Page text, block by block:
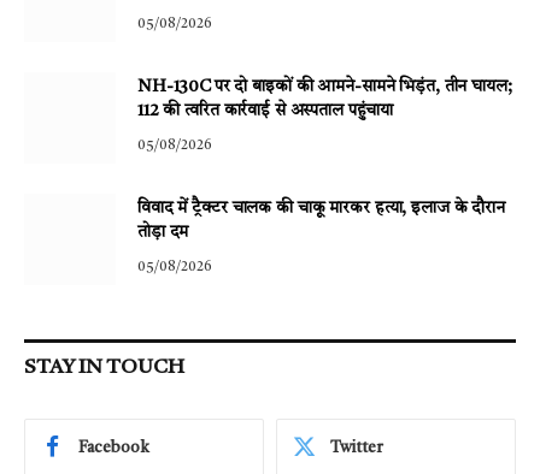
05/08/2026
NH-130C पर दो बाइकों की आमने-सामने भिड़ंत, तीन घायल;
112 की त्वरित कार्रवाई से अस्पताल पहुंचाया
05/08/2026
विवाद में ट्रैक्टर चालक की चाकू मारकर हत्या, इलाज के दौरान
तोड़ा दम
05/08/2026
STAY IN TOUCH
Facebook Twitter